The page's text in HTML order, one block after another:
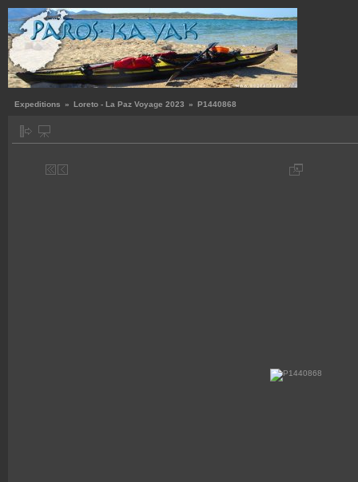
Expeditions » Loreto - La Paz Voyage 2023 » P1440868